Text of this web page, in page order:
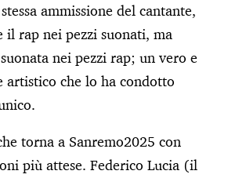
ammissione del cantante,
rap nei pezzi suonati, ma
nei pezzi rap; un vero e
artistico che lo ha condotto
torna a Sanremo2025 con
più attese. Federico Lucia (il